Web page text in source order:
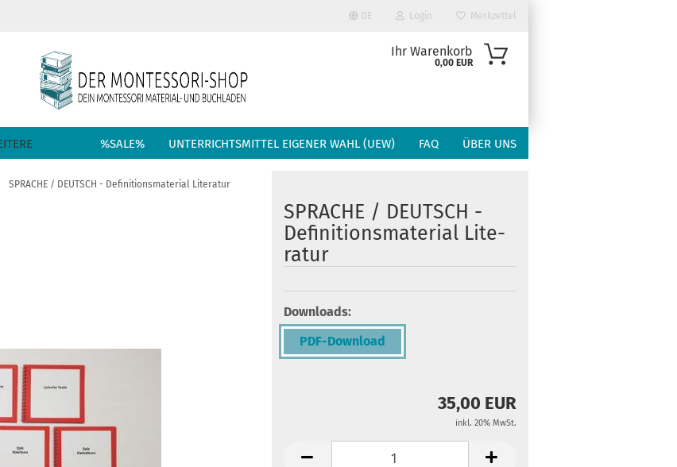
DE Login
E-Mail
Passwort
Konto erstellen
Passwort vergessen?
Merkzettel
Ihr Warenkorb
0,00 EUR
%SALE% UNTERRICHTSMITTEL EIGENER WAHL (UEW) FAQ ÜBER UNS
SPRACHE / DEUTSCH - Definitionsmaterial Literatur
SPRA­CHE / DEUTSCH -
De­fi­ni­ti­ons­ma­te­ri­al Li­te­
ra­tur
Downloads:
PDF-Download
35,00 EUR
inkl. 20% MwSt.